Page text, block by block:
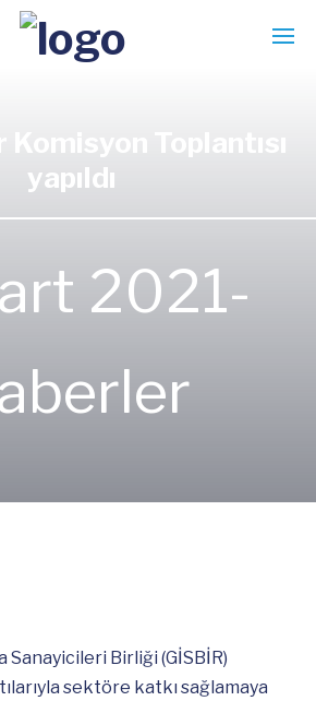
yapıldı
2021-
Sanayicileri Birliği (GİSBİR)
sektöre katkı sağlamaya